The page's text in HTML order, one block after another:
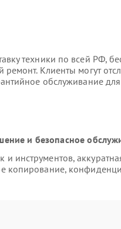
техники по всей РФ,
Клиенты могут
обслуживание
и безопасное
инструментов,
копирование,